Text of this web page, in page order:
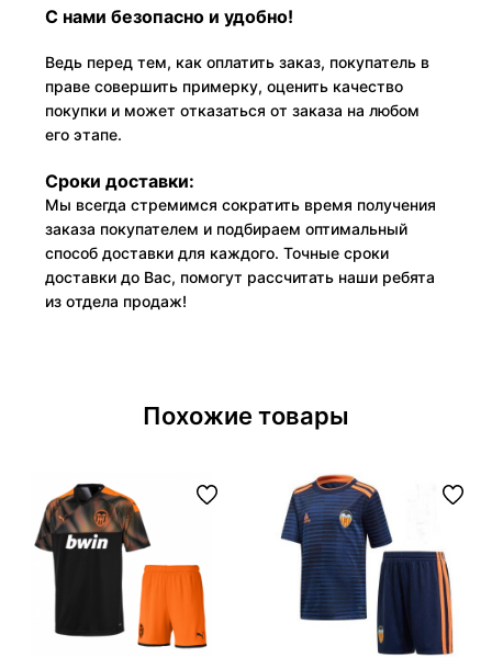
С нами безопасно и удобно!
Ведь перед тем, как оплатить заказ, покупатель в
праве совершить примерку, оценить качество
покупки и может отказаться от заказа на любом
его этапе.
Сроки доставки:
Мы всегда стремимся сократить время получения
заказа покупателем и подбираем оптимальный
способ доставки для каждого. Точные сроки
доставки до Вас, помогут рассчитать наши ребята
из отдела продаж!
Похожие товары